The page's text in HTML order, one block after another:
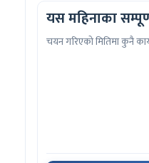
यस महिनाका
चयन गरिएको मितिमा कुनै